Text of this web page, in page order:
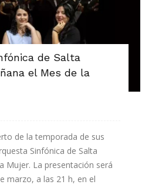
de Salta
el Mes de la
de la temporada de sus
Sinfónica de Salta
Mujer. La presentación será
marzo, a las 21 h, en el